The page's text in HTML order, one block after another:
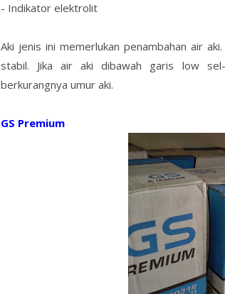
- Indikator elektrolit
Aki jenis ini memerlukan penambahan air
stabil. Jika air aki dibawah garis low
berkurangnya umur aki.
GS Premium